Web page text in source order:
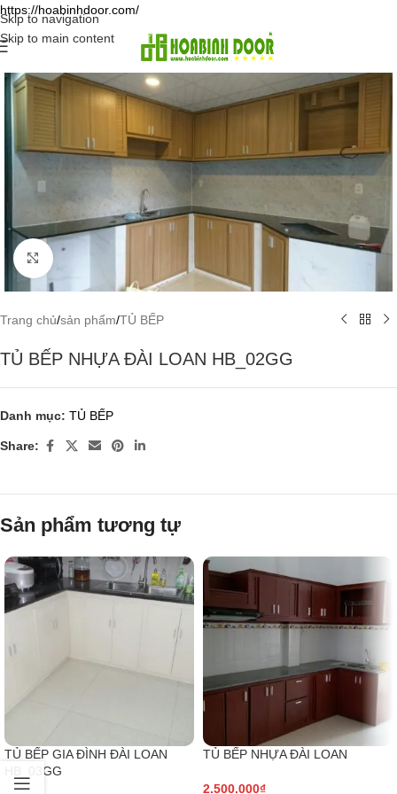
https://hoabinhdoor.com/
Skip to navigation
Skip to main content
Click to enlarge
Trang chủ/sản phẩm/TỦ BẾP
TỦ BẾP NHỰA ĐÀI LOAN HB_02GG
Danh mục: TỦ BẾP
Share:
Sản phẩm tương tự
TỦ BẾP GIA ĐÌNH ĐÀI LOAN
HB_03GG
TỦ BẾP NHỰA ĐÀI LOAN
2.500.000₫